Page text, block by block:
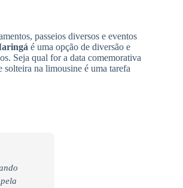
passeios diversos e eventos
é uma opção de diversão e
Seja qual for a data comemorativa
na limousine é uma tarefa